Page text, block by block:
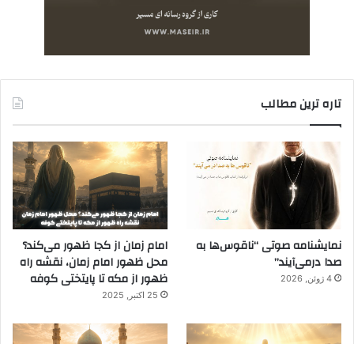
تاره ترین مطالب
نمایشنامه صوتی “ناقوس‌ها به
صدا در‌می‌آیند”
4 ژوئن, 2026
امام زمان از کجا ظهور می‌کند؟
محل ظهور امام زمان، نقشه راه
ظهور از مکه تا پایتختی کوفه
25 اکتبر, 2025